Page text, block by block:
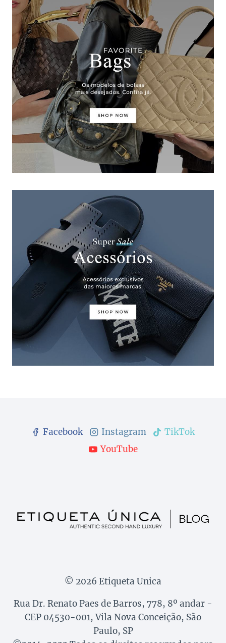
Facebook Instagram
TikTok
YouTube
© 2026 Etiqueta Unica
Rua Dr. Renato Paes de Barros, 778, 8º andar -
CEP 04530-001, Vila Nova Conceição, São
Paulo, SP